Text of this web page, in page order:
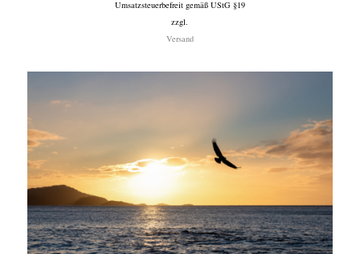
199 €
Umsatzsteuerbefreit gemäß UStG §19
zzgl.
Versand